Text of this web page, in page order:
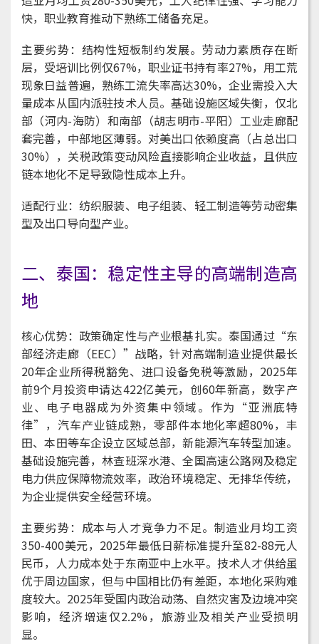
快，职业教育推动下熟练工储备充足。
主要劣势：结构性短板制约发展。劳动力素质存在断
层，受培训比例仅67%，职业证书持有率27%，用工荒
现象日益普遍，熟练工流失率高达30%，企业需投入大
量成本从国内派驻技术人员。基础设施区域失衡，仅北
部（河内-海防）和南部（胡志明市-平阳）工业走廊配
套完善，中部地区薄弱。对美出口依赖度高（占总出口
30%），关税政策变动风险直接影响企业收益，且供应
链本地化不足导致隐性成本上升。
适配行业：纺织服装、电子组装、轻工制造等劳动密集
型及出口导向型产业。
二、泰国：稳定性主导的高端制造高
地
核心优势：政策确定性与产业根基扎实。泰国通过“东
部经济走廊（EEC）”战略，针对高端制造业提供最长
20年企业所得税豁免、进口设备免税等激励，2025年
前9个月投资申请达422亿美元，创60年新高，数字产
业、电子电器成为外资集中领域。作为“亚洲底特
律”，汽车产业链成熟，零部件本地化率超80%，丰
田、本田等车企设立区域总部，新能源汽车转型加速。
基础设施完善，林查班深水港、全国高速公路网及稳定
电力供应保障物流效率，政治环境稳定、无排华传统，
为企业提供安全经营环境。
主要劣势：成本与人才竞争力不足。制造业月均工资
350-400美元，2025年最低日薪标准提升至82-88元人
民币，人力成本处于东南亚中上水平。技术人才供给虽
优于周边国家，但与中国相比仍有差距，本地化采购难
度较大。2025年受国内政治动荡、自然灾害及边境冲突
影响，经济增速仅2.2%，旅游业及相关产业受损明
显。